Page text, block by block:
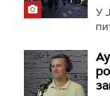
У